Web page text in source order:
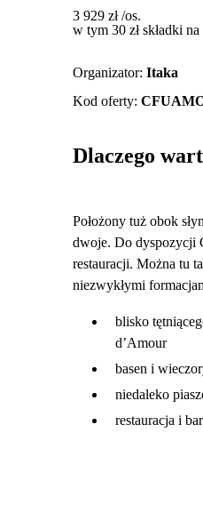
3 929 zł/os.
w tym 30 zł składki
Organizator: Itaka
Kod oferty:
Dlaczego
Położony tuż obok
dwoje. Do dyspozycji
restauracji. Można tu
niezwykłymi
blisko
d’Amour
basen i
niedaleko
restauracja i